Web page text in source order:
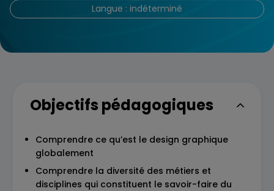
Langue : indéterminé
Objectifs pédagogiques
Comprendre ce qu’est le design graphique
globalement
Comprendre la diversité des métiers et
disciplines qui constituent le savoir-faire du